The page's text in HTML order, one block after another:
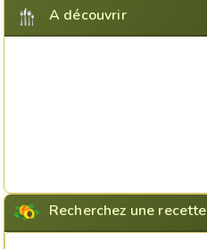
A découvrir
Recherchez une recette